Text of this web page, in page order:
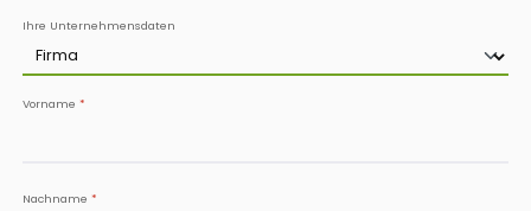
Persönliche Informationen
Ihre Unternehmensdaten
Vorname *
Nachname *